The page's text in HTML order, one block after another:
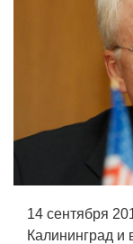
14 сентября
Калининград и